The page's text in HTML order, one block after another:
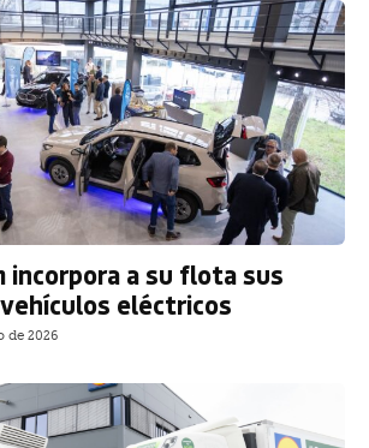
incorpora a su flota sus
eléctricos
de 2026